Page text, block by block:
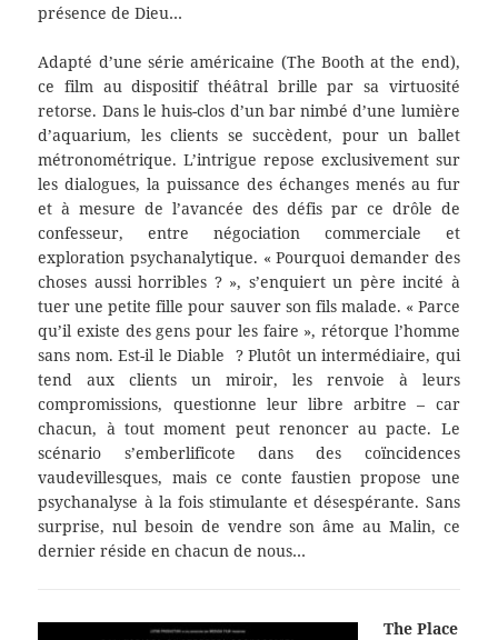
présence de Dieu…
Adapté d’une série américaine (The Booth at the end),
ce film au dispositif théâtral brille par sa virtuosité
retorse. Dans le huis-clos d’un bar nimbé d’une lumière
d’aquarium, les clients se succèdent, pour un ballet
métronométrique. L’intrigue repose exclusivement sur
les dialogues, la puissance des échanges menés au fur
et à mesure de l’avancée des défis par ce drôle de
confesseur, entre négociation commerciale et
exploration psychanalytique. « Pourquoi demander des
choses aussi horribles ? », s’enquiert un père incité à
tuer une petite fille pour sauver son fils malade. « Parce
qu’il existe des gens pour les faire », rétorque l’homme
sans nom. Est-il le Diable ? Plutôt un intermédiaire, qui
tend aux clients un miroir, les renvoie à leurs
compromissions, questionne leur libre arbitre – car
chacun, à tout moment peut renoncer au pacte. Le
scénario s’emberlificote dans des coïncidences
vaudevillesques, mais ce conte faustien propose une
psychanalyse à la fois stimulante et désespérante. Sans
surprise, nul besoin de vendre son âme au Malin, ce
dernier réside en chacun de nous…
The Place